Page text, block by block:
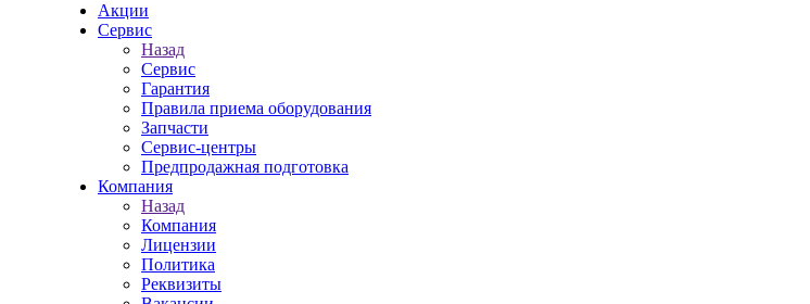
Акции
Сервис
Назад
Сервис
Гарантия
Правила приема оборудования
Запчасти
Сервис-центры
Предпродажная подготовка
Компания
Назад
Компания
Лицензии
Политика
Реквизиты